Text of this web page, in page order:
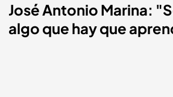
José Antonio Marina:
algo que hay que